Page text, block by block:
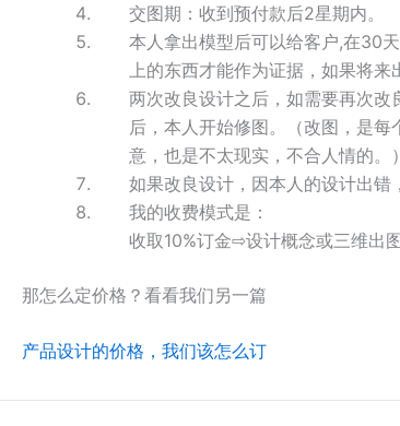
交图期：收到预付款后2星期内。
本人拿出模型后可以给客户,在30
上的东西才能作为证据，如果将
两次改良设计之后，如需要再次
后，本人开始修图。（改图，是
意，也是不太现实，不合人情的。）
如果改良设计，因本人的设计出错
我的收费模式是：
收取10%订金⇨设计概念或三维出
那怎么定价格？看看我们另一篇
产品设计的价格，我们该怎么订